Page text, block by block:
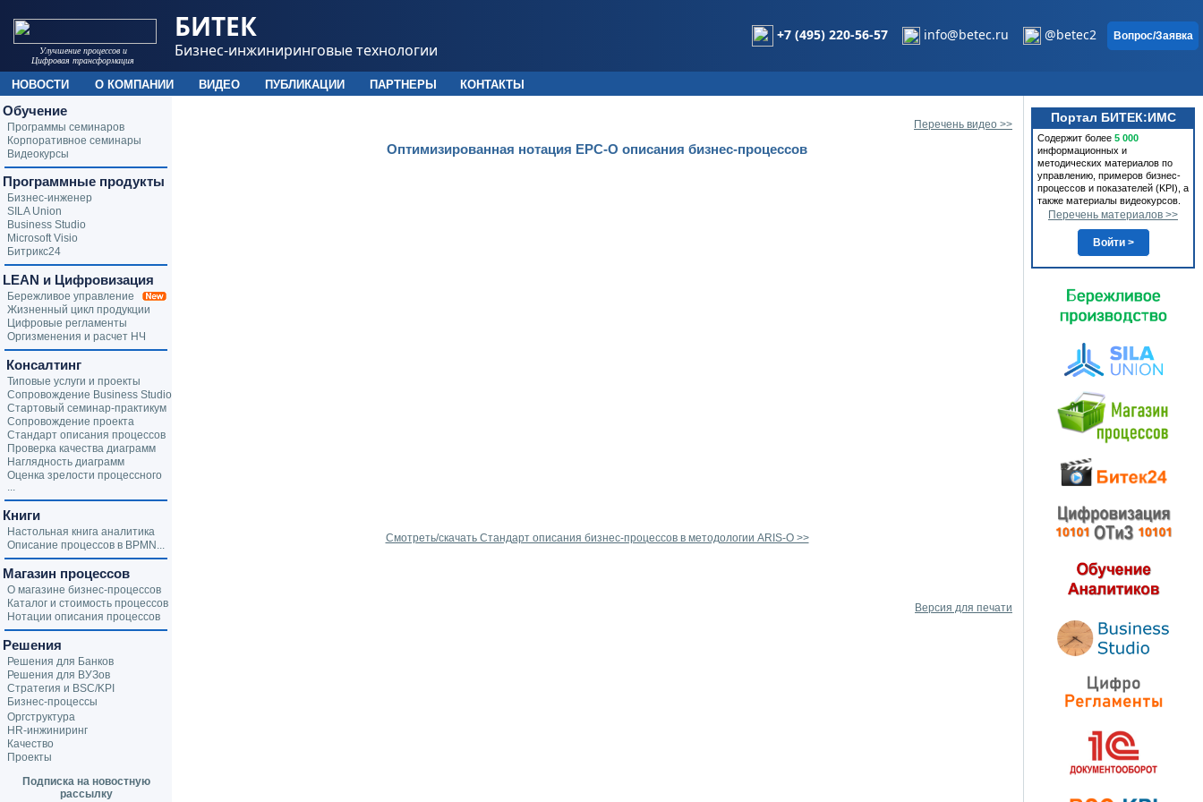
Перечень видео >>
Оптимизированная нотация EPC-O описания бизнес-процессов
Смотреть/скачать Стандарт описания бизнес-процессов в методологии ARIS-O >>
Версия для печати
Портал БИТЕК:ИМС
Содержит более 5 000
информационных и
методических материалов по
управлению, примеров бизнес-
процессов и показателей (KPI), а
также материалы видеокурсов.
Перечень материалов >>
Войти >
Обучение
Программы семинаров
Корпоративное семинары
Видеокурсы
Программные продукты
Бизнес-инженер
SILA Union
Business Studio
Microsoft Visio
Битрикс24
LEAN и Цифровизация
Бережливое управление
Жизненный цикл продукции
Цифровые регламенты
Оргизменения и расчет НЧ
Консалтинг
Типовые услуги и проекты
Сопровождение Business Studio
Стартовый семинар-практикум
Сопровождение проекта
Стандарт описания процессов
Проверка качества диаграмм
Наглядность диаграмм
Оценка зрелости процессного
...
Книги
Настольная книга аналитика
Описание процессов в BPMN...
Магазин процессов
О магазине бизнес-процессов
Каталог и стоимость процессов
Нотации описания процессов
Решения
Решения для Банков
Решения для ВУЗов
Стратегия и BSC/KPI
Бизнес-процессы
Оргструктура
HR-инжиниринг
Качество
Проекты
Подписка на новостную
рассылку
Улучшение процессов и
Цифровая трансформация
БИТЕК
Бизнес-инжиниринговые технологии
+7 (495) 220-56-57 info@betec.ru @betec2 Вопрос/Заявка
НОВОСТИ О КОМПАНИИ ВИДЕО ПУБЛИКАЦИИ ПАРТНЕРЫ КОНТАКТЫ